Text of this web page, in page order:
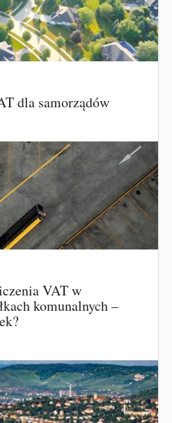
dla samorządów
VAT w
komunalnych –